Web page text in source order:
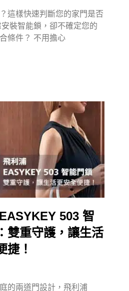
這樣快速判斷您的家門是否
裝智能鎖，卻不確定您的
條件？ 不用擔心
503 智
雙重守護，讓生活
捷！
的兩道門設計，飛利浦